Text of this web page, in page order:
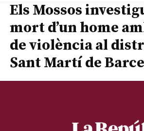
Els Mossos
mort d’un home
de violència al
Sant Martí de